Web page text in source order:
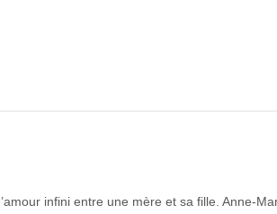
infini entre une mère et sa fille. Anne-